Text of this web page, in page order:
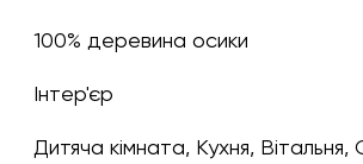
100% деревина осики
Інтер'єр
Дитяча кімната, Кухня, Вітальня, Спальня,